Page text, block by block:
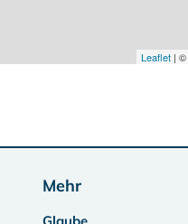
Leaflet | ©
Mehr
Glaube